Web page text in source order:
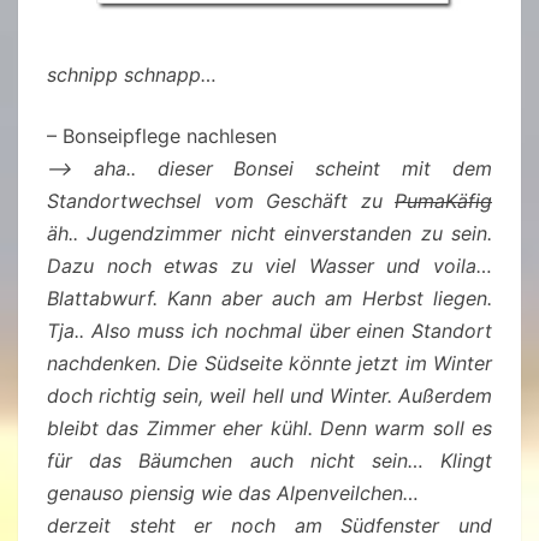
schnipp schnapp…
– Bonseipflege nachlesen
–> aha.. dieser Bonsei scheint mit dem
Standortwechsel vom Geschäft zu PumaKäfig
äh.. Jugendzimmer nicht einverstanden zu sein.
Dazu noch etwas zu viel Wasser und voila…
Blattabwurf. Kann aber auch am Herbst liegen.
Tja.. Also muss ich nochmal über einen Standort
nachdenken. Die Südseite könnte jetzt im Winter
doch richtig sein, weil hell und Winter. Außerdem
bleibt das Zimmer eher kühl. Denn warm soll es
für das Bäumchen auch nicht sein… Klingt
genauso piensig wie das Alpenveilchen…
derzeit steht er noch am Südfenster und